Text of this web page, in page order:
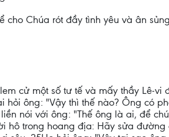
Chúa rót đầy tình yêu và ân sủng.
cử một số tư tế và mấy thầy Lê-
ông: "Vậy thì thế nào? Ông có
nói với ông: "Thế ông là ai, để
hô trong hoang địa: Hãy sửa